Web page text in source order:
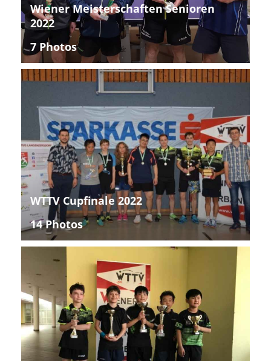
Wiener Meisterschaften Senioren
2022
7 Photos
WTTV Cupfinale 2022
14 Photos